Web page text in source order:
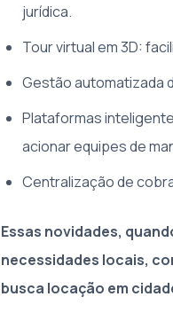
jurídica.
Tour virtual em 3D:
Gestão automatizada
Plataformas
acionar equipes de
Centralização de
Essas novidades,
necessidades locais,
busca locação em